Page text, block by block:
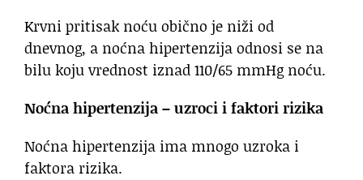
Krvni pritisak noću obično je niži od
dnevnog, a noćna hipertenzija odnosi se na
bilu koju vrednost iznad 110/65 mmHg noću.
Noćna hipertenzija – uzroci i faktori rizika
Noćna hipertenzija ima mnogo uzroka i
faktora rizika.